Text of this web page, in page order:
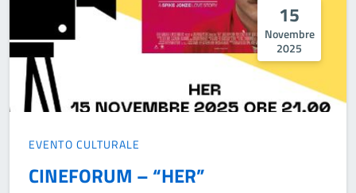
15
Novembre
2025
EVENTO CULTURALE
CINEFORUM – “HER”